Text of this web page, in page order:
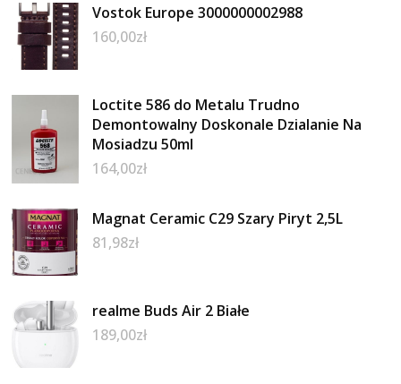
Vostok Europe 3000000002988
160,00zł
Loctite 586 do Metalu Trudno
Demontowalny Doskonale Dzialanie Na
Mosiadzu 50ml
164,00zł
Magnat Ceramic C29 Szary Piryt 2,5L
81,98zł
realme Buds Air 2 Białe
189,00zł